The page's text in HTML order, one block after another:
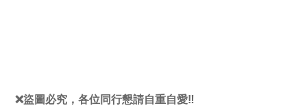
❌盜圖必究，各位同行懇請自重自愛‼️